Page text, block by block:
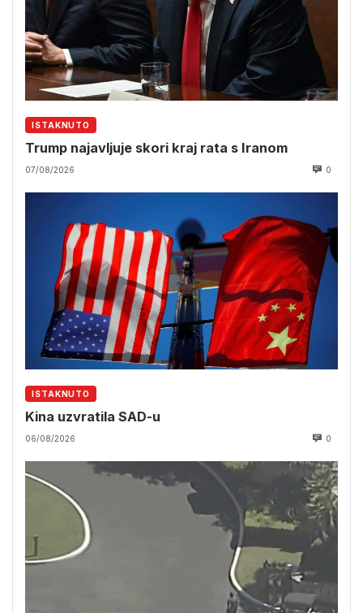
ISTAKNUTO
Trump najavljuje skori kraj rata s Iranom
07/08/2026 0
ISTAKNUTO
Kina uzvratila SAD-u
06/08/2026 0